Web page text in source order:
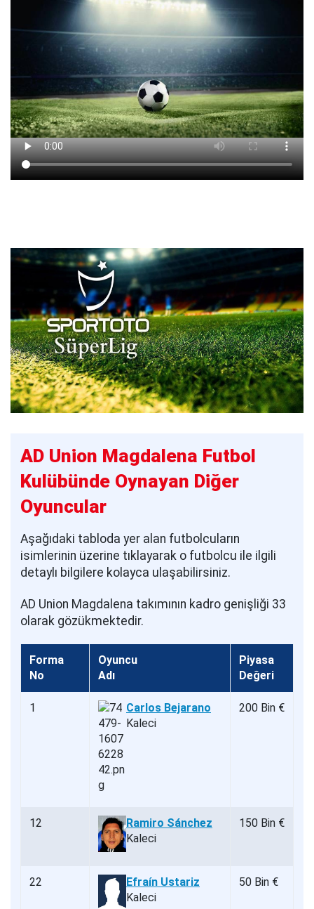
AD Union Magdalena Futbol
Kulübünde Oynayan Diğer
Oyuncular
Aşağıdaki tabloda yer alan futbolcuların
isimlerinin üzerine tıklayarak o futbolcu ile ilgili
detaylı bilgilere kolayca ulaşabilirsiniz.
AD Union Magdalena takımının kadro genişliği 33
olarak gözükmektedir.
Forma
No
Oyuncu
Adı
Piyasa
Değeri
1
Carlos Bejarano
Kaleci
200 Bin €
12
Ramiro Sánchez
Kaleci
150 Bin €
22
Efraín Ustariz
Kaleci
50 Bin €